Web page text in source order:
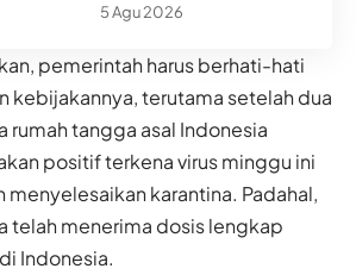
5 Agu 2026
pemerintah harus berhati-hati
kebijakannya, terutama setelah dua
rumah tangga asal Indonesia
positif terkena virus minggu ini
menyelesaikan karantina. Padahal,
telah menerima dosis lengkap
Indonesia.